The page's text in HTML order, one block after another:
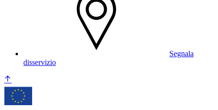
Segnala
disservizio